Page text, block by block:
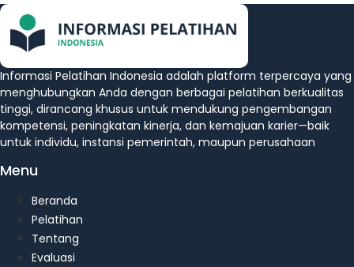
Informasi Pelatihan Indonesia adalah platform terpercaya yang
menghubungkan Anda dengan berbagai pelatihan berkualitas
tinggi, dirancang khusus untuk mendukung pengembangan
kompetensi, peningkatan kinerja, dan kemajuan karier—baik
untuk individu, instansi pemerintah, maupun perusahaan
Menu
Beranda
Pelatihan
Tentang
Evaluasi